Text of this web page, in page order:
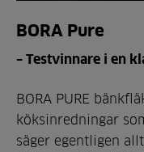
BORA Pure
– Testvinnare i en
BORA PURE
köksinredningar
säger egentligen